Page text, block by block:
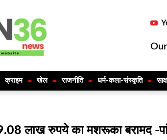
क्राइम खेल राजनीति धर्म-कला-संस्कृति
लाख रुपये का मशरूका बरामद -